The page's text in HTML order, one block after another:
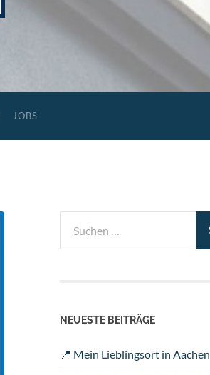
JOBS
nach:
NEUESTE BEITRÄGE
📍 Mein Lieblingsort in Aachen